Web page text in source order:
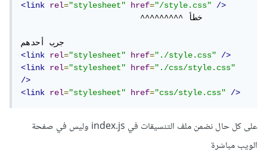
<link rel="stylesheet" href="/style.css"
/>
                         ^^^^^^^^^ خطأ
<link
rel="stylesheet" href="./style.css"
/>
<link
rel="stylesheet" href="./css/style.css"
/>
<link
rel="stylesheet" href="css/style.css" />
على كل حال نضمن ملف التنسيقات في index.js وليس في صفحة
الويب مباشرة